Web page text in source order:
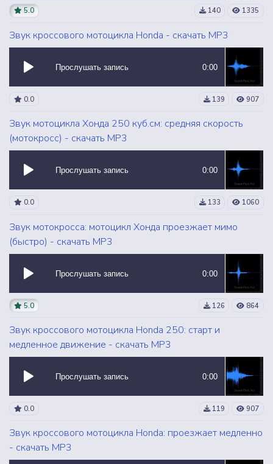
5.0 140 1335
Звук кроссового мотоцикла Honda - скачать MP3
Прослушать запись 0:00
0.0 139 907
Звук мотоцикла Хонда 250 куб.см: средняя скорость
(мотокросс) - скачать MP3
Прослушать запись 0:00
0.0 133 1060
Звук мотокросса: мотоцикл Хонда проезжает мимо
(быстро) - скачать MP3
Прослушать запись 0:00
5.0 126 864
Звук кроссового мотоцикла Honda 250: старт и
медленное движение - скачать MP3
Прослушать запись 0:00
0.0 119 907
Звук кроссового мотоцикла Honda: проезжает медленно
- скачать MP3